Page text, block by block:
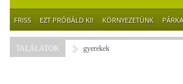
FRISS EZT PRÓBÁLD KI! KÖRNYEZETÜNK
TALÁLATOK gyerekek